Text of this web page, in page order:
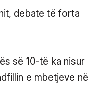
së 10-të ka nisur
e mbetjeve në